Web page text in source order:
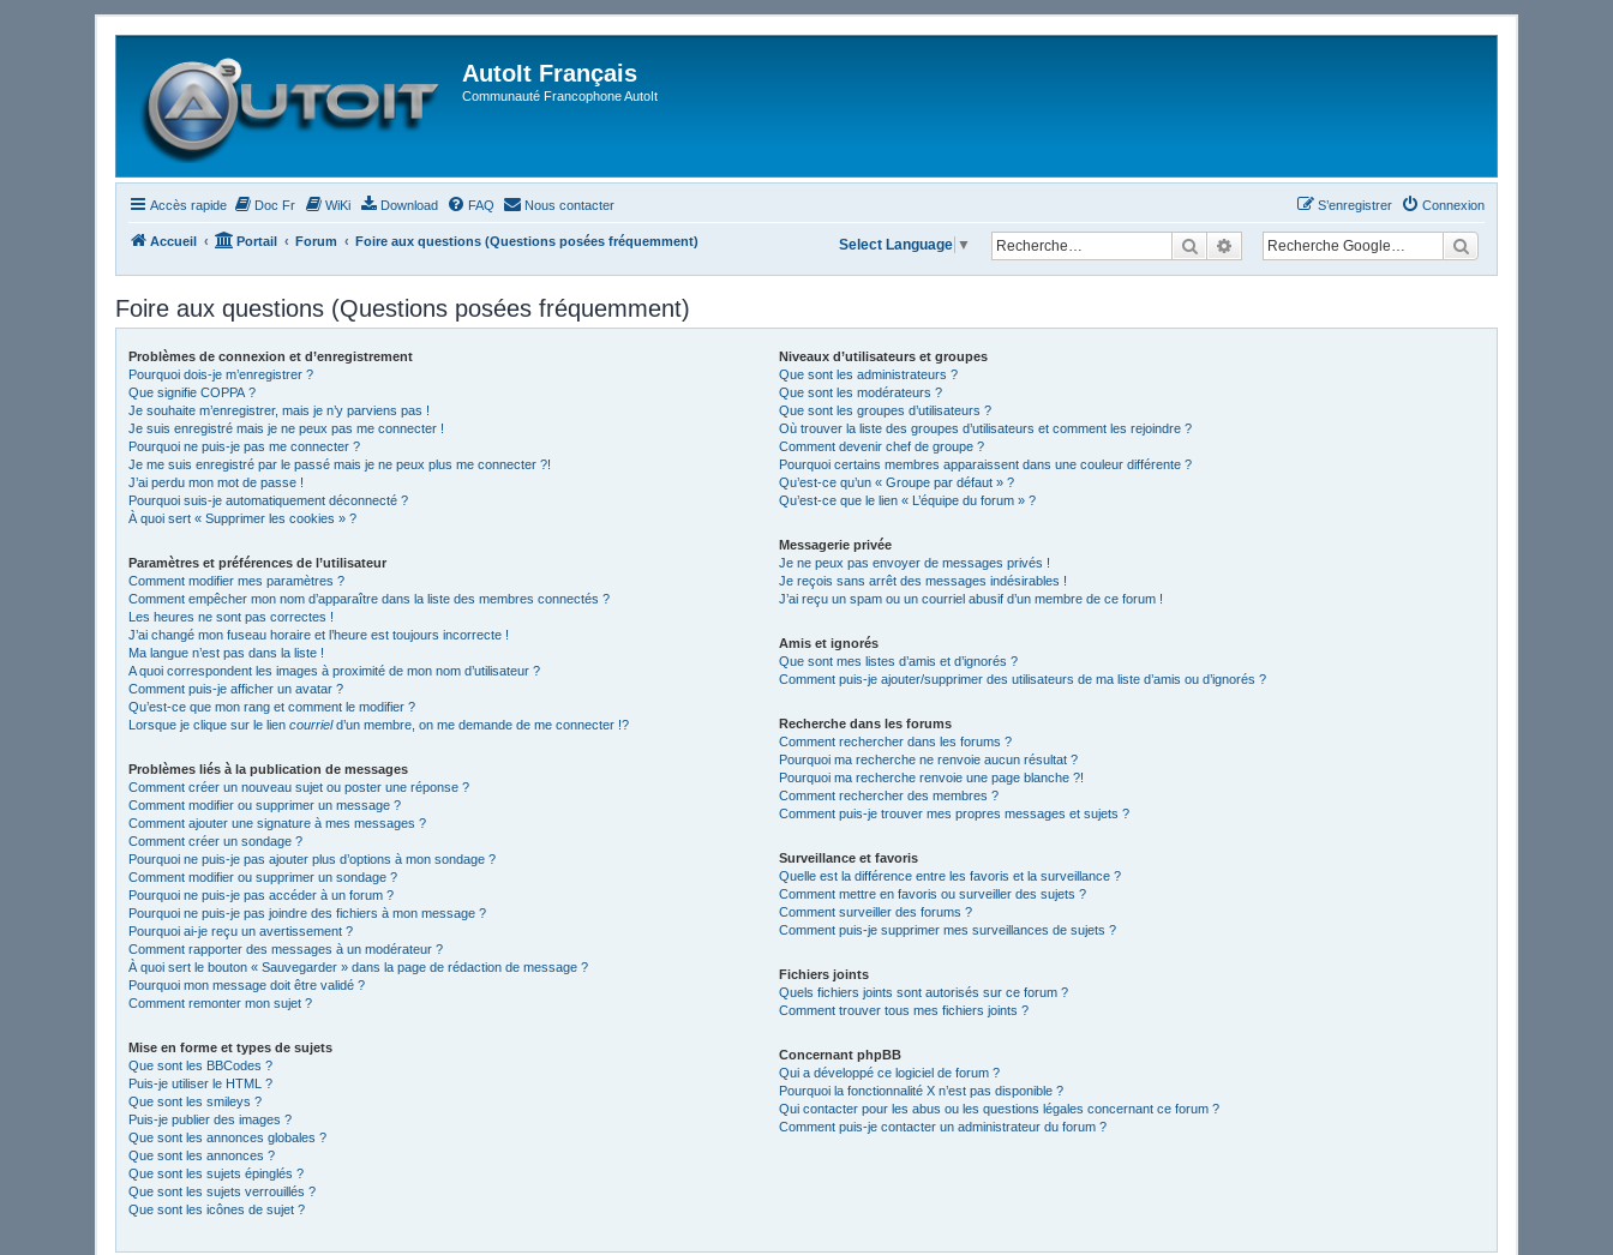
AutoIt Français
Communauté Francophone AutoIt
Accès rapide Doc Fr WiKi Download FAQ Nous contacter Connexion
S’enregistrer
Accueil Portail Forum Foire aux questions (Questions posées fréquemment) RechercherRecherche avancée
Select Language ▼
Foire aux questions (Questions posées fréquemment)
Problèmes de connexion et d’enregistrement
Pourquoi dois-je m’enregistrer ?
Que signifie COPPA ?
Je souhaite m’enregistrer, mais je n’y parviens pas !
Je suis enregistré mais je ne peux pas me connecter !
Pourquoi ne puis-je pas me connecter ?
Je me suis enregistré par le passé mais je ne peux plus me connecter ?!
J’ai perdu mon mot de passe !
Pourquoi suis-je automatiquement déconnecté ?
À quoi sert « Supprimer les cookies » ?
Paramètres et préférences de l’utilisateur
Comment modifier mes paramètres ?
Comment empêcher mon nom d’apparaître dans la liste des membres connectés ?
Les heures ne sont pas correctes !
J’ai changé mon fuseau horaire et l’heure est toujours incorrecte !
Ma langue n’est pas dans la liste !
A quoi correspondent les images à proximité de mon nom d’utilisateur ?
Comment puis-je afficher un avatar ?
Qu’est-ce que mon rang et comment le modifier ?
Lorsque je clique sur le lien courrield’un membre, on me demande de me connecter !?
Problèmes liés à la publication de messages
Comment créer un nouveau sujet ou poster une réponse ?
Comment modifier ou supprimer un message ?
Comment ajouter une signature à mes messages ?
Comment créer un sondage ?
Pourquoi ne puis-je pas ajouter plus d’options à mon sondage ?
Comment modifier ou supprimer un sondage ?
Pourquoi ne puis-je pas accéder à un forum ?
Pourquoi ne puis-je pas joindre des fichiers à mon message ?
Pourquoi ai-je reçu un avertissement ?
Comment rapporter des messages à un modérateur ?
À quoi sert le bouton « Sauvegarder » dans la page de rédaction de message ?
Pourquoi mon message doit être validé ?
Comment remonter mon sujet ?
Mise en forme et types de sujets
Que sont les BBCodes ?
Puis-je utiliser le HTML ?
Que sont les smileys ?
Puis-je publier des images ?
Que sont les annonces globales ?
Que sont les annonces ?
Que sont les sujets épinglés ?
Que sont les sujets verrouillés ?
Que sont les icônes de sujet ?
Niveaux d’utilisateurs et groupes
Que sont les administrateurs ?
Que sont les modérateurs ?
Que sont les groupes d’utilisateurs ?
Où trouver la liste des groupes d’utilisateurs et comment les rejoindre ?
Comment devenir chef de groupe ?
Pourquoi certains membres apparaissent dans une couleur différente ?
Qu’est-ce qu’un « Groupe par défaut » ?
Qu’est-ce que le lien « L’équipe du forum » ?
Messagerie privée
Je ne peux pas envoyer de messages privés !
Je reçois sans arrêt des messages indésirables !
J’ai reçu un spam ou un courriel abusif d’un membre de ce forum !
Amis et ignorés
Que sont mes listes d’amis et d’ignorés ?
Comment puis-je ajouter/supprimer des utilisateurs de ma liste d’amis ou d’ignorés ?
Recherche dans les forums
Comment rechercher dans les forums ?
Pourquoi ma recherche ne renvoie aucun résultat ?
Pourquoi ma recherche renvoie une page blanche ?!
Comment rechercher des membres ?
Comment puis-je trouver mes propres messages et sujets ?
Surveillance et favoris
Quelle est la différence entre les favoris et la surveillance ?
Comment mettre en favoris ou surveiller des sujets ?
Comment surveiller des forums ?
Comment puis-je supprimer mes surveillances de sujets ?
Fichiers joints
Quels fichiers joints sont autorisés sur ce forum ?
Comment trouver tous mes fichiers joints ?
Concernant phpBB
Qui a développé ce logiciel de forum ?
Pourquoi la fonctionnalité X n’est pas disponible ?
Qui contacter pour les abus ou les questions légales concernant ce forum ?
Comment puis-je contacter un administrateur du forum ?